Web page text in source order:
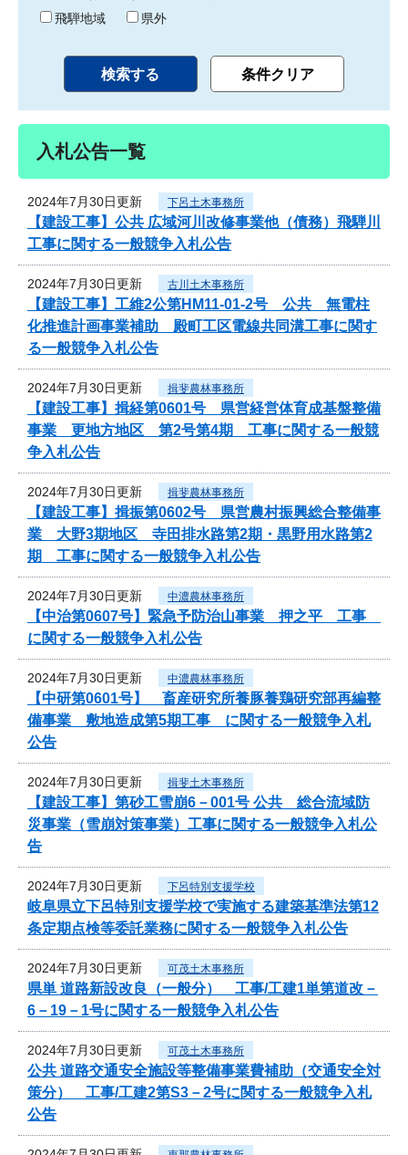
飛騨地域
県外
入札公告一覧
2024年7月30日更新 下呂土木事務所
【建設工事】公共 広域河川改修事業他（債務）飛騨川
工事に関する一般競争入札公告
2024年7月30日更新 古川土木事務所
【建設工事】工維2公第HM11-01-2号 公共 無電柱
化推進計画事業補助 殿町工区電線共同溝工事に関す
る一般競争入札公告
2024年7月30日更新 揖斐農林事務所
【建設工事】揖経第0601号 県営経営体育成基盤整備
事業 更地方地区 第2号第4期 工事に関する一般競
争入札公告
2024年7月30日更新 揖斐農林事務所
【建設工事】揖振第0602号 県営農村振興総合整備事
業 大野3期地区 寺田排水路第2期・黒野用水路第2
期 工事に関する一般競争入札公告
2024年7月30日更新 中濃農林事務所
【中治第0607号】緊急予防治山事業 押之平 工事
に関する一般競争入札公告
2024年7月30日更新 中濃農林事務所
【中研第0601号】 畜産研究所養豚養鶏研究部再編整
備事業 敷地造成第5期工事 に関する一般競争入札
公告
2024年7月30日更新 揖斐土木事務所
【建設工事】第砂工雪崩6－001号 公共 総合流域防
災事業（雪崩対策事業）工事に関する一般競争入札公
告
2024年7月30日更新 下呂特別支援学校
岐阜県立下呂特別支援学校で実施する建築基準法第12
条定期点検等委託業務に関する一般競争入札公告
2024年7月30日更新 可茂土木事務所
県単 道路新設改良（一般分） 工事/工建1単第道改－
6－19－1号に関する一般競争入札公告
2024年7月30日更新 可茂土木事務所
公共 道路交通安全施設等整備事業費補助（交通安全対
策分） 工事/工建2第S3－2号に関する一般競争入札
公告